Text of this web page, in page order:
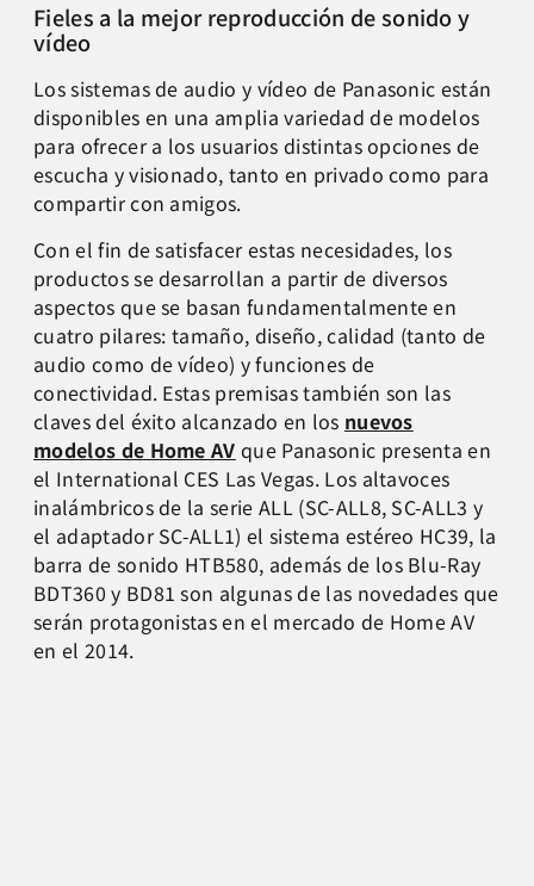
Fieles a la mejor reproducción de sonido y
vídeo
Los sistemas de audio y vídeo de Panasonic están
disponibles en una amplia variedad de modelos
para ofrecer a los usuarios distintas opciones de
escucha y visionado, tanto en privado como para
compartir con amigos.
Con el fin de satisfacer estas necesidades, los
productos se desarrollan a partir de diversos
aspectos que se basan fundamentalmente en
cuatro pilares: tamaño, diseño, calidad (tanto de
audio como de vídeo) y funciones de
conectividad. Estas premisas también son las
claves del éxito alcanzado en los nuevos
modelos de Home AV que Panasonic presenta en
el International CES Las Vegas. Los altavoces
inalámbricos de la serie ALL (SC-ALL8, SC-ALL3 y
el adaptador SC-ALL1) el sistema estéreo HC39, la
barra de sonido HTB580, además de los Blu-Ray
BDT360 y BD81 son algunas de las novedades que
serán protagonistas en el mercado de Home AV
en el 2014.